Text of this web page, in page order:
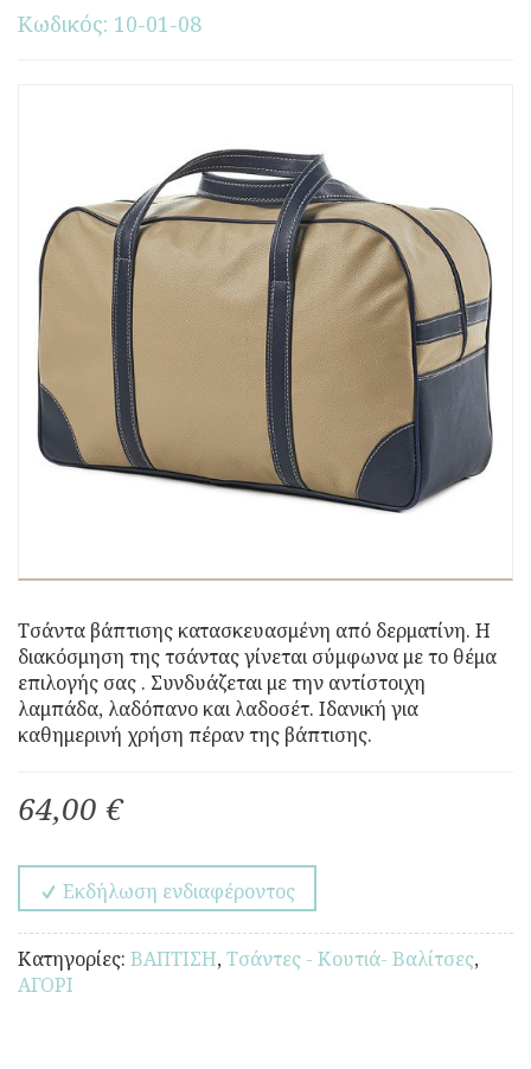
Κωδικός: 10-01-08
Τσάντα βάπτισης κατασκευασμένη από δερματίνη. Η
διακόσμηση της τσάντας γίνεται σύμφωνα με το θέμα
επιλογής σας . Συνδυάζεται με την αντίστοιχη
λαμπάδα, λαδόπανο και λαδοσέτ. Ιδανική για
καθημερινή χρήση πέραν της βάπτισης.
64,00 €
Εκδήλωση ενδιαφέροντος
Κατηγορίες: ΒΑΠΤΙΣΗ,Τσάντες - Κουτιά- Βαλίτσες,
ΑΓΟΡΙ